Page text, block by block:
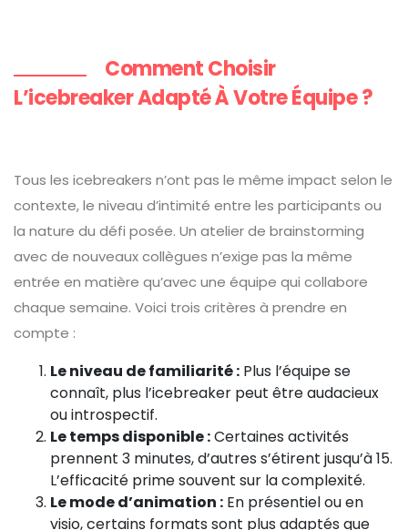
Comment Choisir
L’icebreaker Adapté À Votre Équipe ?
Tous les icebreakers n’ont pas le même impact selon le
contexte, le niveau d’intimité entre les participants ou
la nature du défi posée. Un atelier de brainstorming
avec de nouveaux collègues n’exige pas la même
entrée en matière qu’avec une équipe qui collabore
chaque semaine. Voici trois critères à prendre en
compte :
Le niveau de familiarité : Plus l’équipe se
connaît, plus l’icebreaker peut être audacieux
ou introspectif.
Le temps disponible :Certaines activités
prennent 3 minutes, d’autres s’étirent jusqu’à 15.
L’efficacité prime souvent sur la complexité.
Le mode d’animation : En présentiel ou en
visio, certains formats sont plus adaptés que